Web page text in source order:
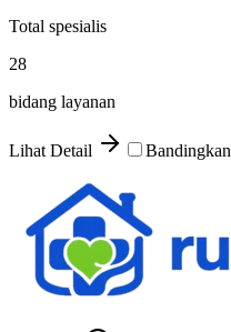
Total spesialis
28
bidang layanan
Lihat Detail Bandingkan